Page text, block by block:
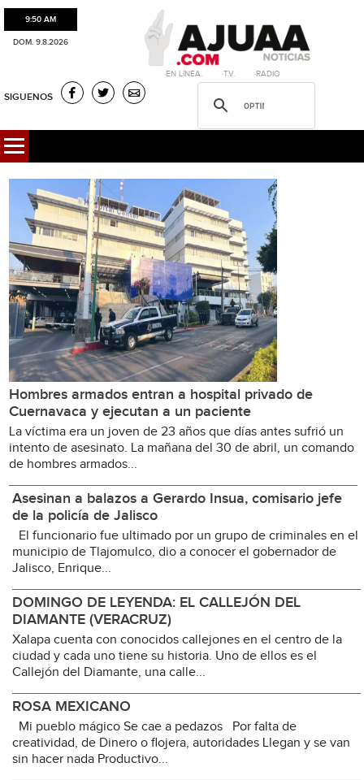
9:50 AM
DOM. 9.8.2026
·EN LÍNEA. ·T.V. ·RADIO
SIGUENOS
Hombres armados entran a hospital privado de
Cuernavaca y ejecutan a un paciente
La víctima era un joven de 23 años que días antes sufrió un
intento de asesinato. La mañana del 30 de abril, un comando
de hombres armados...
Asesinan a balazos a Gerardo Insua, comisario jefe
de la policía de Jalisco
El funcionario fue ultimado por un grupo de criminales en el
municipio de Tlajomulco, dio a conocer el gobernador de
Jalisco, Enrique...
DOMINGO DE LEYENDA: EL CALLEJÓN DEL
DIAMANTE (VERACRUZ)
Xalapa cuenta con conocidos callejones en el centro de la
ciudad y cada uno tiene su historia. Uno de ellos es el
Callejón del Diamante, una calle...
ROSA MEXICANO
Mi pueblo mágico Se cae a pedazos Por falta de
creatividad, de Dinero o flojera, autoridades Llegan y se van
sin hacer nada Productivo...